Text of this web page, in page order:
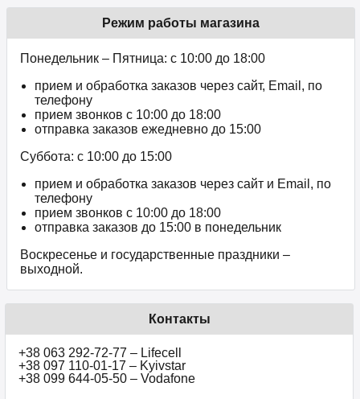
Режим работы магазина
Понедельник – Пятница: с 10:00 до 18:00
прием и обработка заказов через сайт, Email, по
телефону
прием звонков c 10:00 до 18:00
отправка заказов ежедневно до 15:00
Суббота: с 10:00 до 15:00
прием и обработка заказов через сайт и Email, по
телефону
прием звонков c 10:00 до 18:00
отправка заказов до 15:00 в понедельник
Воскресенье и государственные праздники –
выходной.
Контакты
+38 063 292-72-77 – Lifecell
+38 097 110-01-17 – Kyivstar
+38 099 644-05-50 – Vodafone